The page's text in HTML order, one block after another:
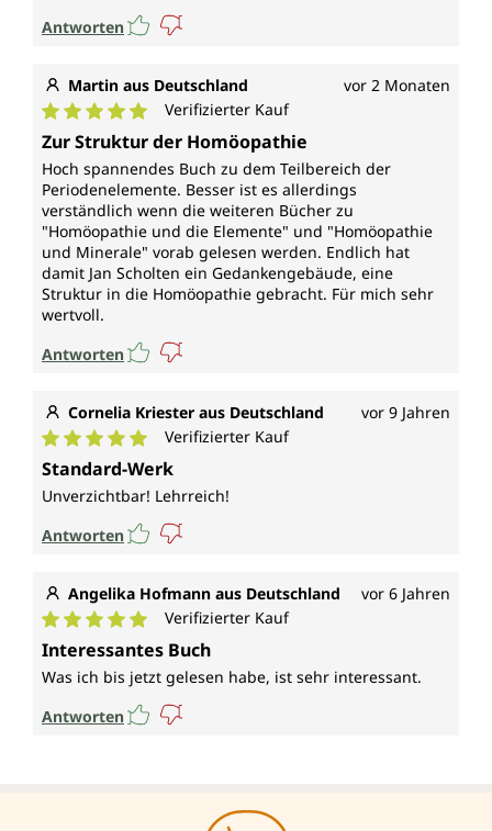
Antworten
Martin aus Deutschland vor 2 Monaten
Durchschnittliche Bewertung von 5 von 5 Sternen
Verifizierter Kauf
Zur Struktur der Homöopathie
Hoch spannendes Buch zu dem Teilbereich der
Periodenelemente. Besser ist es allerdings
verständlich wenn die weiteren Bücher zu
"Homöopathie und die Elemente" und "Homöopathie
und Minerale" vorab gelesen werden. Endlich hat
damit Jan Scholten ein Gedankengebäude, eine
Struktur in die Homöopathie gebracht. Für mich sehr
wertvoll.
Antworten
Cornelia Kriester aus Deutschland vor 9 Jahren
Durchschnittliche Bewertung von 5 von 5 Sternen
Verifizierter Kauf
Standard-Werk
Unverzichtbar! Lehrreich!
Antworten
Angelika Hofmann aus Deutschland vor 6 Jahren
Durchschnittliche Bewertung von 5 von 5 Sternen
Verifizierter Kauf
Interessantes Buch
Was ich bis jetzt gelesen habe, ist sehr interessant.
Antworten